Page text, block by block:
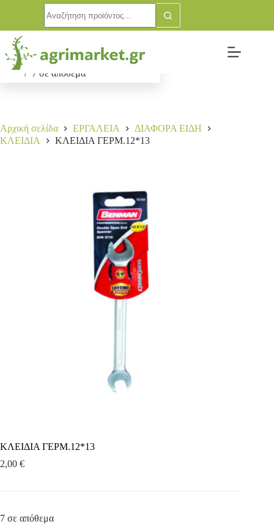
ΚΛΕΙΔΙΑ ΓΕΡΜ.12*13
2,00€
7 σε απόθεμα
Αγορά
Αρχική σελίδα ΕΡΓΑΛΕΙΑ
ΔΙΑΦΟΡΑ ΕΙΔΗ
ΚΛΕΙΔΙΑ
ΚΛΕΙΔΙΑ ΓΕΡΜ.12*13
ΚΛΕΙΔΙΑ ΓΕΡΜ.12*13
2,00 €
7 σε απόθεμα